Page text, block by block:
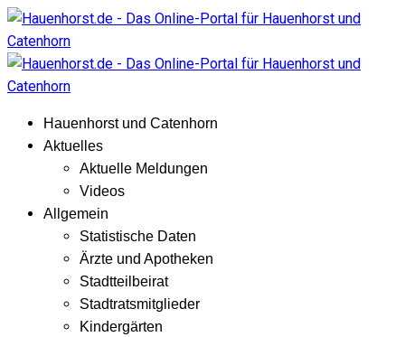
Hauenhorst und Catenhorn
Aktuelles
Aktuelle Meldungen
Videos
Allgemein
Statistische Daten
Ärzte und Apotheken
Stadtteilbeirat
Stadtratsmitglieder
Kindergärten